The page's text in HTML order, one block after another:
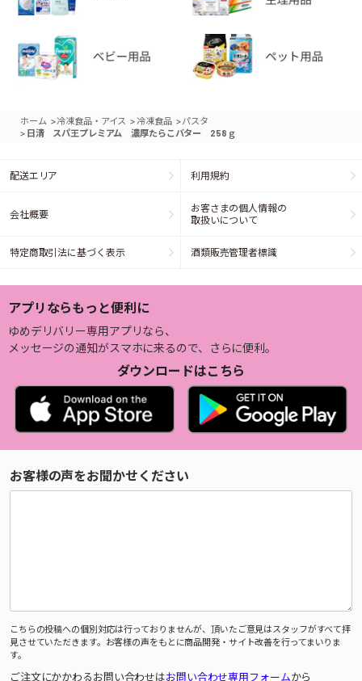
ホーム >冷凍食品・アイス > 冷凍食品 >パスタ
> 日清 スパ王プレミアム 濃厚たらこバター 258ｇ
配送エリア 利用規約
会社概要
お客さまの個人情報の
取扱いについて
特定商取引法に基づく表示 酒類販売管理者標識
アプリならもっと便利に
ゆめデリバリー専用アプリなら、
メッセージの通知がスマホに来るので、さらに便利。
ダウンロードはこちら
お客様の声をお聞かせください
こちらの投稿への個別対応は行っておりませんが、頂いたご意見はスタッフがすべて拝
見させていただきます。お客様の声をもとに商品開発・サイト改善を行ってまいりま
す。
ご注文にかかわるお問い合わせはお問い合わせ専用フォームから